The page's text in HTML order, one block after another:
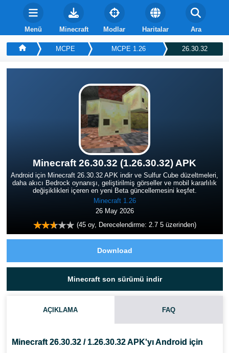
Menü Minecraft Modlar Haritalar Ara
MCPE MCPE 1.26 26.30.32
Minecraft 26.30.32 (1.26.30.32) APK
Android için Minecraft 26.30.32 APK indir ve Sulfur Cube düzeltmeleri,
daha akıcı Bedrock oynanışı, geliştirilmiş görseller ve mobil kararlılık
değişiklikleri içeren en yeni Beta güncellemesini keşfet.
Minecraft 1.26
26 May 2026
(45oy, Derecelendirme: 2.75 üzerinden)
Download
Minecraft son sürümü indir
AÇIKLAMA FAQ
Minecraft 26.30.32 / 1.26.30.32 APK'yı Android için